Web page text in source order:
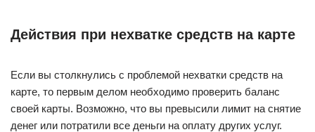
Действия при нехватке средств на карте
Если вы столкнулись с проблемой нехватки средств на
карте, то первым делом необходимо проверить баланс
своей карты. Возможно, что вы превысили лимит на снятие
денег или потратили все деньги на оплату других услуг.